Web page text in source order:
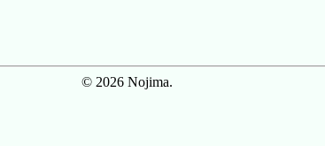
© 2026 Nojima.